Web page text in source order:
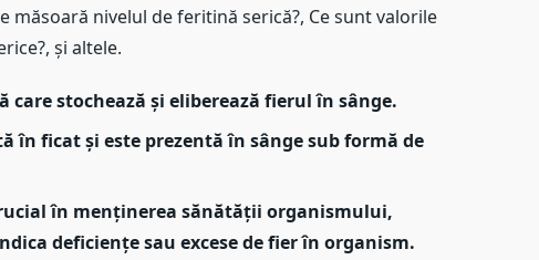
măsoară nivelul de feritină serică?, Ce sunt valorile
și altele.
care stochează și eliberează fierul în sânge.
în ficat și este prezentă în sânge sub formă de
în menținerea sănătății organismului,
deficiențe sau excese de fier în organism.